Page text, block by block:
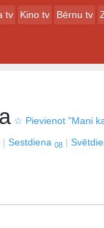
tv Kino tv Bērnu tv
☆ Pievienot "Mani
Sestdiena 08